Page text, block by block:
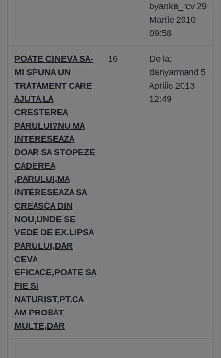
byanka_rcv 29
Martie 2010
09:58
POATE CINEVA SA-
MI SPUNA UN
TRATAMENT CARE
AJUTA LA
CRESTEREA
PARULUI?NU MA
INTERESEAZA
DOAR SA STOPEZE
CADEREA
,PARULUI,MA
INTERESEAZA SA
CREASCA DIN
NOU,UNDE SE
VEDE DE EX.LIPSA
PARULUI,DAR
CEVA
EFICACE,POATE SA
FIE SI
NATURIST,PT.CA
AM PROBAT
MULTE,DAR
16
De la:
danyarmand 5
Aprilie 2013
12:49